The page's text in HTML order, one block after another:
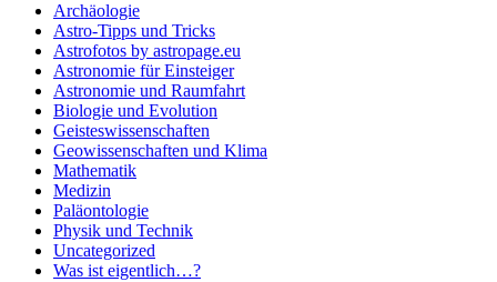
Archäologie
Astro-Tipps und Tricks
Astrofotos by astropage.eu
Astronomie für Einsteiger
Astronomie und Raumfahrt
Biologie und Evolution
Geisteswissenschaften
Geowissenschaften und Klima
Mathematik
Medizin
Paläontologie
Physik und Technik
Uncategorized
Was ist eigentlich…?